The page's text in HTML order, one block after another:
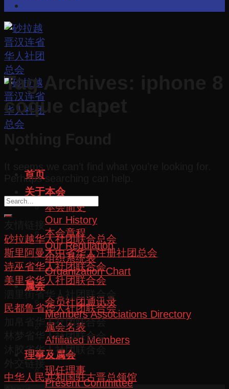
首页
关于本会
本会简史
Our History
本会章程
Our Regulation
组织系统表
Organization Chart
属会
会员社团通讯录
Members Associations Directory
属会名表
Affiliated Members
理事及属会
现任理事
Present Committee
Tag Archives:
coque clapet
It seems we can’t find what you’re looking for.
Perhaps searching can help.
砂拉越华人社团联合总会
斯里阿曼木中省华人注册社团总会
诗巫省华人社团联合会
美里省华人社团联合会
泗里街省华人社团联合会
民都鲁省华人社团联合会
加帛省华人社团联合会
林梦省华人社团联合会
沐胶省华人社团联合会
外交链接
中华人民共和国驻古晋总领馆